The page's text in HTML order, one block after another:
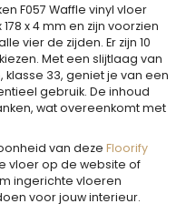
F057 Waffle vinyl vloer
x 4 mm en zijn voorzien
vier de zijden. Er zijn 10
Met een slijtlaag van
klasse 33, geniet je van een
gebruik. De inhoud
wat overeenkomt met
van deze Floorify
vloer op de website of
ingerichte vloeren
voor jouw interieur.